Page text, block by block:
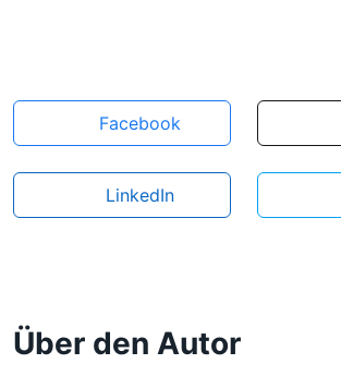
Facebook
LinkedIn
Über den Autor